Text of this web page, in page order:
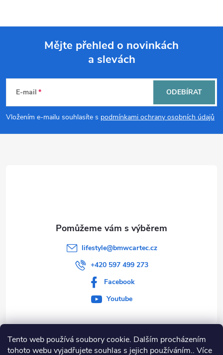
Tento web používá soubory cookie. Dalším procházením
tohoto webu vyjadřujete souhlas s jejich používáním.. Více
p
a
Mějte přehled o novinkách
a slevách
E-mail
Vložením e-mailu souhlasíte s podmínkami ochrany osobních údajů
ODEBÍRAT
Informace pro vás
lifestyle@bmwcartec.cz
+420 597 499 273
Facebook
Youtube